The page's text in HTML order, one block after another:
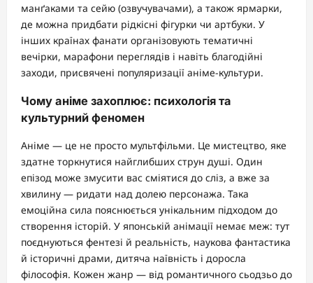
манґаками та сейю (озвучувачами), а також ярмарки,
де можна придбати рідкісні фігурки чи артбуки. У
інших країнах фанати організовують тематичні
вечірки, марафони переглядів і навіть благодійні
заходи, присвячені популяризації аніме-культури.
Чому аніме захоплює: психологія та
культурний феномен
Аніме — це не просто мультфільми. Це мистецтво, яке
здатне торкнутися найглибших струн душі. Один
епізод може змусити вас сміятися до сліз, а вже за
хвилину — ридати над долею персонажа. Така
емоційна сила пояснюється унікальним підходом до
створення історій. У японській анімації немає меж: тут
поєднуються фентезі й реальність, наукова фантастика
й історичні драми, дитяча наївність і доросла
філософія. Кожен жанр — від романтичного сьодзьо до